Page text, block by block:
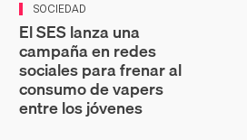
SOCIEDAD
El SES lanza una
campaña en redes
sociales para frenar al
consumo de vapers
entre los jóvenes